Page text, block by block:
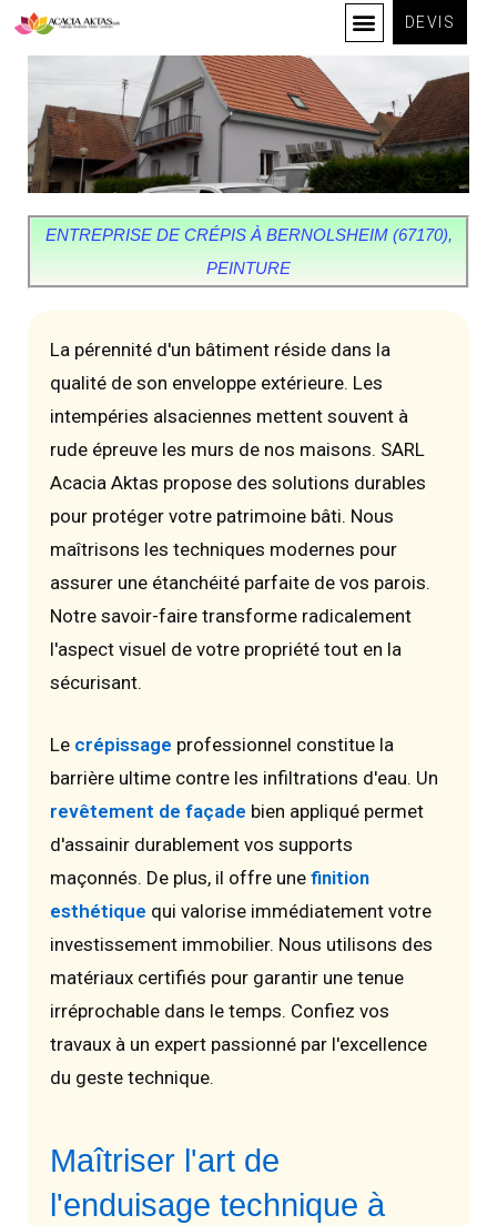
DEVIS
ENTREPRISE DE CRÉPIS À BERNOLSHEIM (67170),
PEINTURE
La pérennité d'un bâtiment réside dans la
qualité de son enveloppe extérieure. Les
intempéries alsaciennes mettent souvent à
rude épreuve les murs de nos maisons. SARL
Acacia Aktas propose des solutions durables
pour protéger votre patrimoine bâti. Nous
maîtrisons les techniques modernes pour
assurer une étanchéité parfaite de vos parois.
Notre savoir-faire transforme radicalement
l'aspect visuel de votre propriété tout en la
sécurisant.
Le crépissage professionnel constitue la
barrière ultime contre les infiltrations d'eau. Un
revêtement de façade bien appliqué permet
d'assainir durablement vos supports
maçonnés. De plus, il offre une finition
esthétique qui valorise immédiatement votre
investissement immobilier. Nous utilisons des
matériaux certifiés pour garantir une tenue
irréprochable dans le temps. Confiez vos
travaux à un expert passionné par l'excellence
du geste technique.
Maîtriser l'art de
l'enduisage technique à